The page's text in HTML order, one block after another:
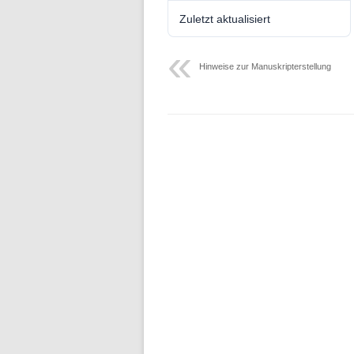
Folge 9 – Internationale Kommission
zum Schutz des Rheins
Zuletzt aktualisiert
Hinweise zur Manuskripterstellung